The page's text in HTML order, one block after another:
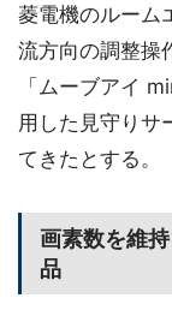
菱電機のルーム
流方向の調整操
「ムーブアイ
用した見守りサ
てきたとする。
画素数を維
品